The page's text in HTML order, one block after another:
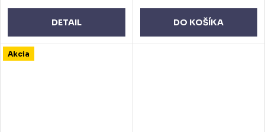
DETAIL DO KOŠÍKA
Akcia